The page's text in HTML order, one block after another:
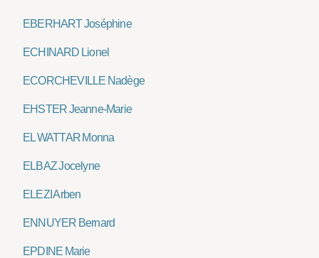
EBERHART Joséphine
ECHINARD Lionel
ECORCHEVILLE Nadège
EHSTER Jeanne-Marie
EL WATTAR Monna
ELBAZ Jocelyne
ELEZI Arben
ENNUYER Bernard
EPDINE Marie